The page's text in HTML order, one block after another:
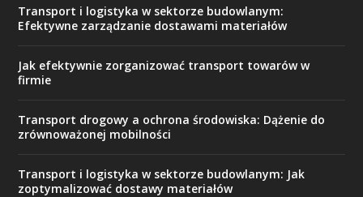
Transport i logistyka w sektorze budowlanym:
Efektywne zarządzanie dostawami materiałów
Jak efektywnie zorganizować transport towarów w
firmie
Transport drogowy a ochrona środowiska: Dążenie do
zrównoważonej mobilności
Transport i logistyka w sektorze budowlanym: Jak
zoptymalizować dostawy materiałów